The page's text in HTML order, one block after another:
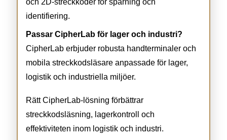
och 2D-streckkoder för spårning och
identifiering.
Passar CipherLab för lager och industri?
CipherLab erbjuder robusta handterminaler och
mobila streckkodsläsare anpassade för lager,
logistik och industriella miljöer.
Rätt CipherLab-lösning förbättrar
streckkodsläsning, lagerkontroll och
effektiviteten inom logistik och industri.